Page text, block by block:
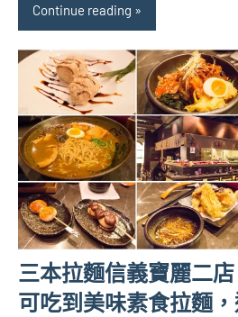
Continue reading
三本拉麵信義寶麗二
可吃到美味素食拉麵